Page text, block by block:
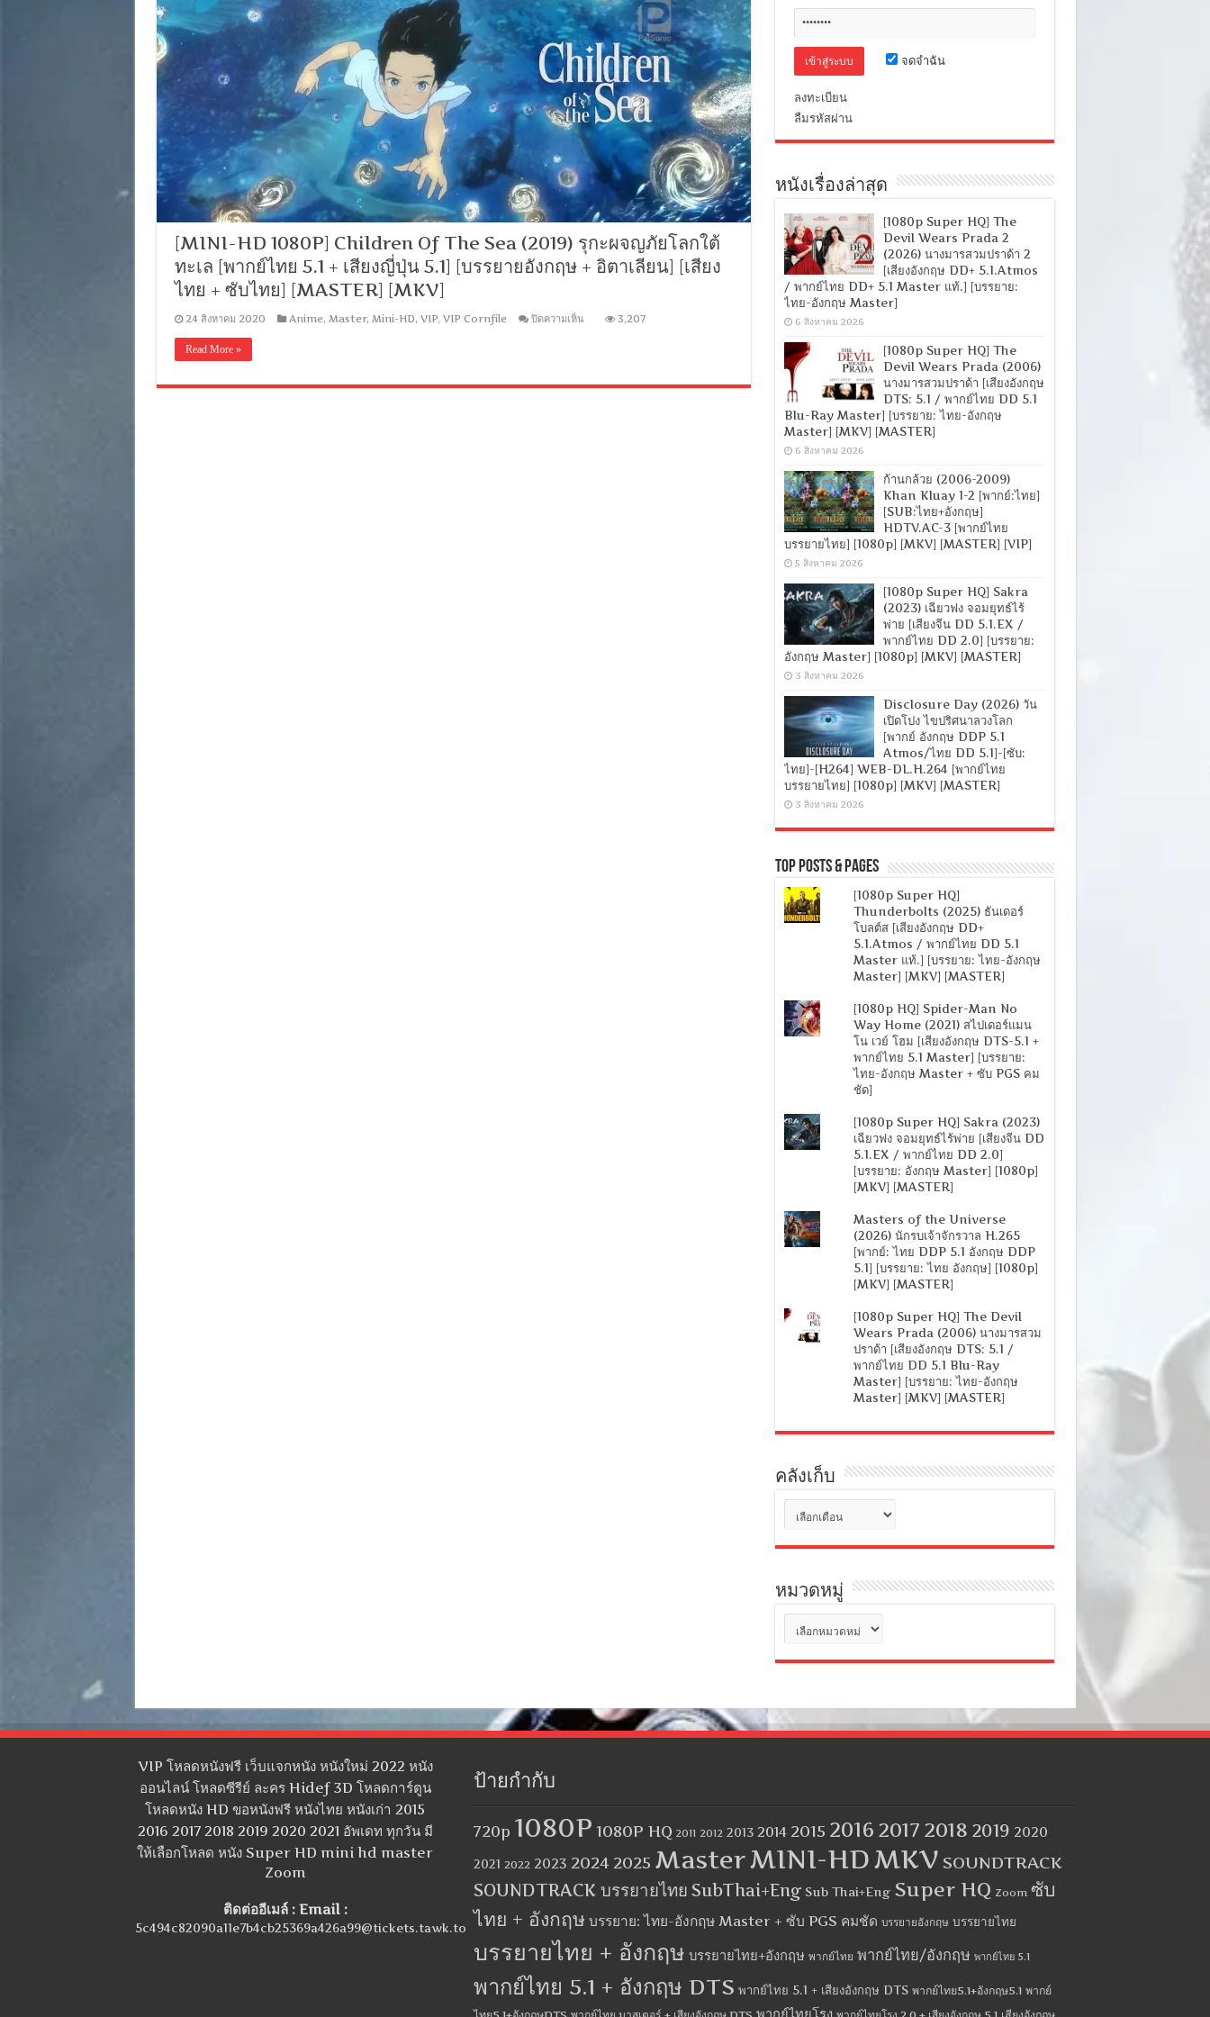
[MINI-HD 1080P] Children Of The Sea (2019) รุกะผจญภัยโลกใต้
ทะเล [พากย์ไทย 5.1 + เสียงญี่ปุ่น 5.1] [บรรยายอังกฤษ + อิตาเลียน] [เสียง
ไทย + ซับไทย] [MASTER] [MKV]
24 สิงหาคม 2020 Anime, Master, Mini-HD, VIP, VIP Cornfile ปิดความเห็นบน
Of
3,207
Read More »
จดจำฉัน
ลงทะเบียน
ลืมรหัสผ่าน
หนังเรื่องล่าสุด
[1080p Super HQ] The
Devil Wears Prada 2
(2026) นางมารสวมปราด้า 2
[เสียงอังกฤษ DD+ 5.1.Atmos
/ พากย์ไทย DD+ 5.1 Master แท้.] [บรรยาย:
ไทย-อังกฤษ Master]
6 สิงหาคม 2026
[1080p Super HQ] The
Devil Wears Prada (2006)
นางมารสวมปราด้า [เสียงอังกฤษ
DTS: 5.1 / พากย์ไทย DD 5.1
Blu-Ray Master] [บรรยาย: ไทย-อังกฤษ
Master] [MKV] [MASTER]
6 สิงหาคม 2026
ก้านกล้วย (2006-2009)
Khan Kluay 1-2 [พากย์:ไทย]
[SUB:ไทย+อังกฤษ]
HDTV.AC-3 [พากย์ไทย
บรรยายไทย] [1080p] [MKV] [MASTER] [VIP]
5 สิงหาคม 2026
[1080p Super HQ] Sakra
(2023) เฉียวฟง จอมยุทธ์ไร้
พ่าย [เสียงจีน DD 5.1.EX /
พากย์ไทย DD 2.0] [บรรยาย:
อังกฤษ Master] [1080p] [MKV] [MASTER]
3 สิงหาคม 2026
Disclosure Day (2026) วัน
เปิดโปง ไขปริศนาลวงโลก
[พากย์ อังกฤษ DDP 5.1
Atmos/ไทย DD 5.1]-[ซับ:
ไทย]-[H264] WEB-DL.H.264 [พากย์ไทย
บรรยายไทย] [1080p] [MKV] [MASTER]
3 สิงหาคม 2026
Top Posts & Pages
[1080p Super HQ]
Thunderbolts (2025) ธันเดอร์
โบลต์ส [เสียงอังกฤษ DD+
5.1.Atmos / พากย์ไทย DD 5.1
Master แท้.] [บรรยาย: ไทย-อังกฤษ
Master] [MKV] [MASTER]
[1080p HQ] Spider-Man No
Way Home (2021) สไปเดอร์แมน
โน เวย์ โฮม [เสียงอังกฤษ DTS-5.1 +
พากย์ไทย 5.1 Master] [บรรยาย:
ไทย-อังกฤษ Master + ซับ PGS คม
ชัด]
[1080p Super HQ] Sakra (2023)
เฉียวฟง จอมยุทธ์ไร้พ่าย [เสียงจีน DD
5.1.EX / พากย์ไทย DD 2.0]
[บรรยาย: อังกฤษ Master] [1080p]
[MKV] [MASTER]
Masters of the Universe
(2026) นักรบเจ้าจักรวาล H.265
[พากย์: ไทย DDP 5.1 อังกฤษ DDP
5.1] [บรรยาย: ไทย อังกฤษ] [1080p]
[MKV] [MASTER]
[1080p Super HQ] The Devil
Wears Prada (2006) นางมารสวม
ปราด้า [เสียงอังกฤษ DTS: 5.1 /
พากย์ไทย DD 5.1 Blu-Ray
Master] [บรรยาย: ไทย-อังกฤษ
Master] [MKV] [MASTER]
คลังเก็บ
เก็บ
หมวดหมู่
หมู่
VIP โหลดหนังฟรี เว็บแจกหนัง หนังใหม่ 2022 หนัง
ออนไลน์ โหลดซีรีย์ ละคร Hidef 3D โหลดการ์ตูน
โหลดหนัง HD ขอหนังฟรี หนังไทย หนังเก่า 2015
2016 2017 2018 2019 2020 2021 อัพเดท ทุกวัน มี
ให้เลือกโหลด หนัง Super HD mini hd master
Zoom
ติดต่ออีเมล์ : Email :
5c494c82090a11e7b4cb25369a426a99@tickets.tawk.to
ป้ายกำกับ
720p 1080P 1080P HQ 2011 2012 2013 2014 2015 2016 2017 2018 2019 2020
2021 2022 2023 2024 2025 MasterMINI-HDMKV SOUNDTRACK
SOUNDTRACK บรรยายไทย SubThai+Eng Sub Thai+Eng Super HQ Zoom ซับ
ไทย + อังกฤษ บรรยาย: ไทย-อังกฤษ Master + ซับ PGS คมชัด บรรยายอังกฤษ บรรยายไทย
บรรยายไทย + อังกฤษ บรรยายไทย+อังกฤษ พากย์ไทย พากย์ไทย/อังกฤษ พากย์ไทย 5.1
พากย์ไทย 5.1 + อังกฤษ DTS พากย์ไทย 5.1 + เสียงอังกฤษ DTS พากย์ไทย5.1+อังกฤษ5.1 พากย์